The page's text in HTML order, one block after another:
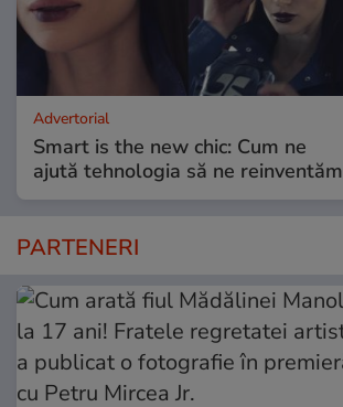
Advertorial
Smart is the new chic: Cum ne
ajută tehnologia să ne reinventăm
PARTENERI